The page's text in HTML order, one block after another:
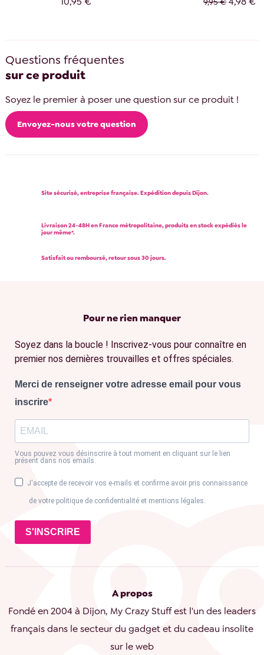
Questions fréquentes
sur ce produit
Soyez le premier à poser une question sur ce produit !
Envoyez-nous votre question
Site sécurisé, entreprise française. Expédition depuis Dijon.
Livraison 24-48H en France métropolitaine, produits en stock expédiés le
jour même*.
Satisfait ou remboursé, retour sous 30 jours.
Pour ne rien manquer
Soyez dans la boucle ! Inscrivez-vous pour connaître en
premier nos dernières trouvailles et offres spéciales.
Merci de renseigner votre adresse email pour vous
inscrire
Vous pouvez vous désinscrire à tout moment en cliquant sur le lien
présent dans nos emails.
J'accepte de recevoir vos e-mails et confirme avoir pris connaissance
de votre politique de confidentialité et mentions légales.
S'INSCRIRE
A propos
Fondé en 2004 à Dijon, My Crazy Stuff est l'un des leaders
français dans le secteur du gadget et du cadeau insolite
sur le web